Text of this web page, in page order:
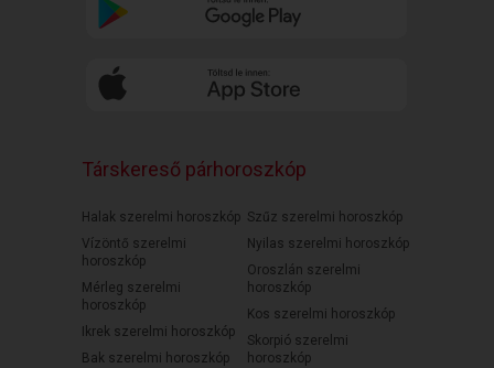
Társkereső párhoroszkóp
Halak szerelmi horoszkóp
Vízöntő szerelmi
horoszkóp
Mérleg szerelmi
horoszkóp
Ikrek szerelmi horoszkóp
Bak szerelmi horoszkóp
Szűz szerelmi horoszkóp
Nyilas szerelmi horoszkóp
Oroszlán szerelmi
horoszkóp
Kos szerelmi horoszkóp
Skorpió szerelmi
horoszkóp